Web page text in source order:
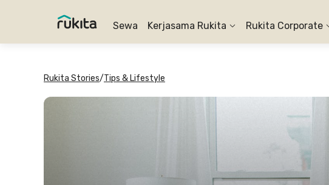
Sewa Kerjasama Rukita Rukita Corporate
Rukita Stories/Tips & Lifestyle